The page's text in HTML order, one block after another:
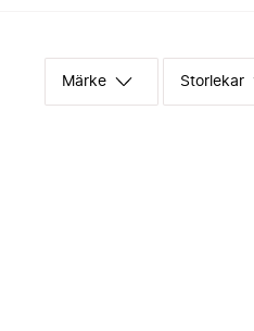
Märke Storlekar